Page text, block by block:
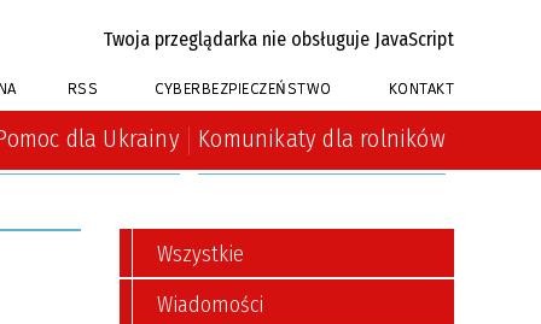
Twoja przeglądarka nie obsługuje JavaScript
RSS CYBERBEZPIECZEŃSTWO KONTAKT
dla Ukrainy Komunikaty dla rolników
Wszystkie
Wiadomości